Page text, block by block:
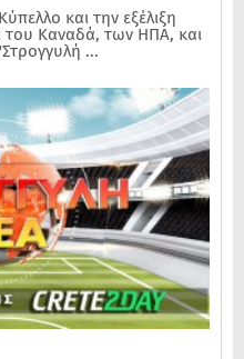
και την εξέλιξη
του Καναδά, των ΗΠΑ, και
...